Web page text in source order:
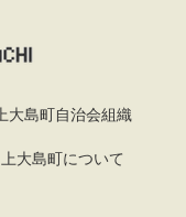
大島町自治会組織
上大島町について